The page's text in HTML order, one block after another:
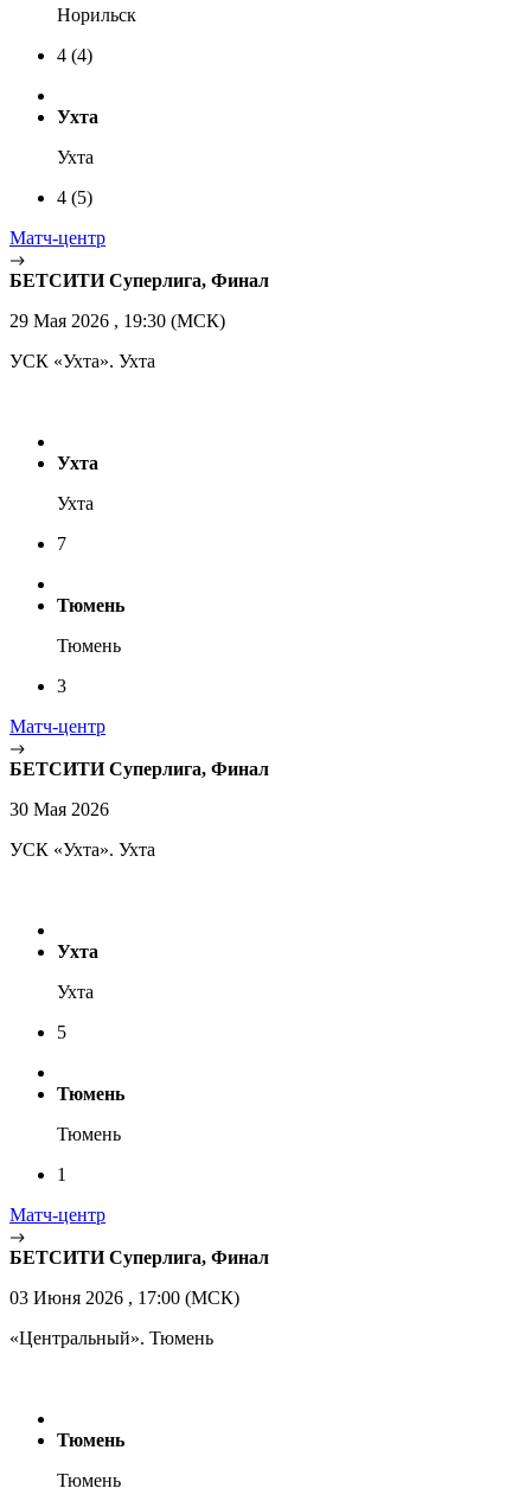
Норильск
4 (4)
Ухта
Ухта
4 (5)
Матч-центр
БЕТСИТИ Суперлига, Финал
29 Мая 2026 , 19:30 (МСК)
УСК «Ухта». Ухта
Ухта
Ухта
7
Тюмень
Тюмень
3
Матч-центр
БЕТСИТИ Суперлига, Финал
30 Мая 2026
УСК «Ухта». Ухта
Ухта
Ухта
5
Тюмень
Тюмень
1
Матч-центр
БЕТСИТИ Суперлига, Финал
03 Июня 2026 , 17:00 (МСК)
«Центральный». Тюмень
Тюмень
Тюмень